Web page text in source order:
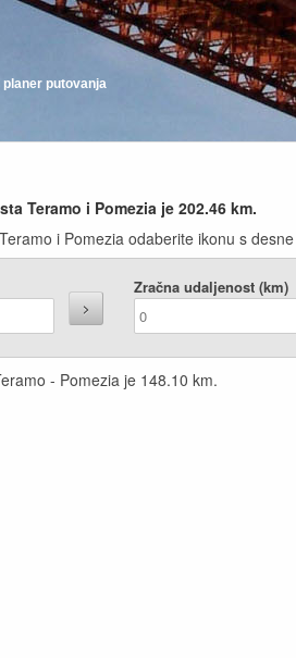
putovanja
Teramo i Pomezia je 202.46 km.
i Pomezia odaberite ikonu s
Zračna udaljenost (km)
- Pomezia je 148.10 km.